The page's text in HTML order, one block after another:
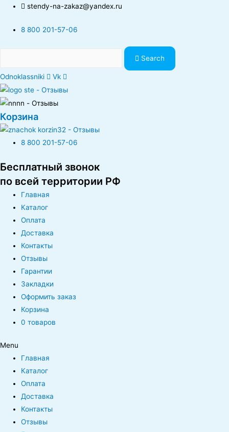
stendy-na-zakaz@yandex.ru
8 800 201-57-06
Search
Odnoklassniki Vk
Корзина
8 800 201-57-06
Бесплатный звонок
по всей территории РФ
Главная
Каталог
Оплата
Доставка
Контакты
Отзывы
Гарантии
Закладки
Оформить заказ
Корзина
0 товаров
Menu
Главная
Каталог
Оплата
Доставка
Контакты
Отзывы